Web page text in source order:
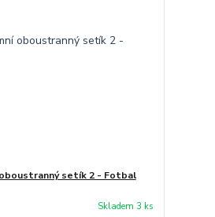
setík 2 - Fotbal
Skladem 3 ks